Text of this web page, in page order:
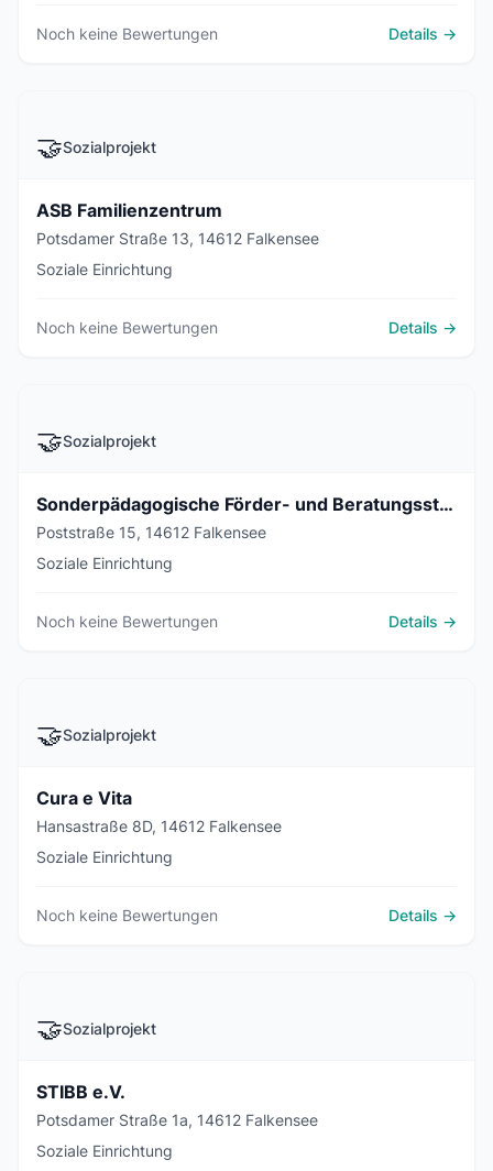
Noch keine Bewertungen Details →
🤝Sozialprojekt
ASB Familienzentrum
Potsdamer Straße 13, 14612 Falkensee
Soziale Einrichtung
Noch keine Bewertungen Details →
🤝Sozialprojekt
Sonderpädagogische Förder- und Beratungsstelle Havelland
Poststraße 15, 14612 Falkensee
Soziale Einrichtung
Noch keine Bewertungen Details →
🤝Sozialprojekt
Cura e Vita
Hansastraße 8D, 14612 Falkensee
Soziale Einrichtung
Noch keine Bewertungen Details →
🤝Sozialprojekt
STIBB e.V.
Potsdamer Straße 1a, 14612 Falkensee
Soziale Einrichtung